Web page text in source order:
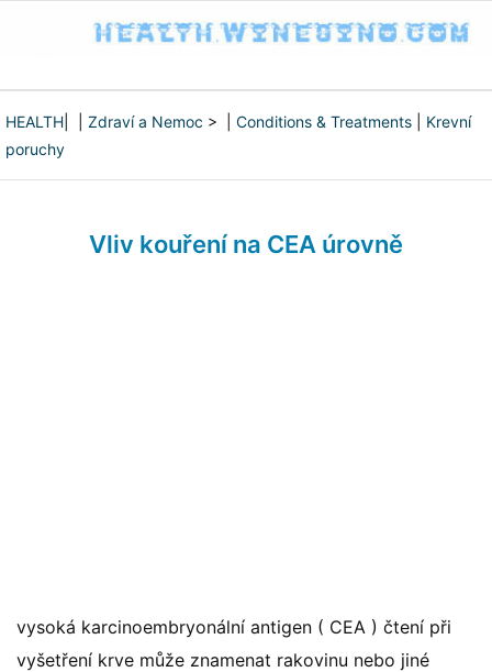
HEALTH Zdraví a Nemoc > | Conditions & Treatments
Krevní
poruchy
Vliv kouření na CEA úrovně
vysoká karcinoembryonální antigen ( CEA ) čtení při
vyšetření krve může znamenat rakovinu nebo jiné